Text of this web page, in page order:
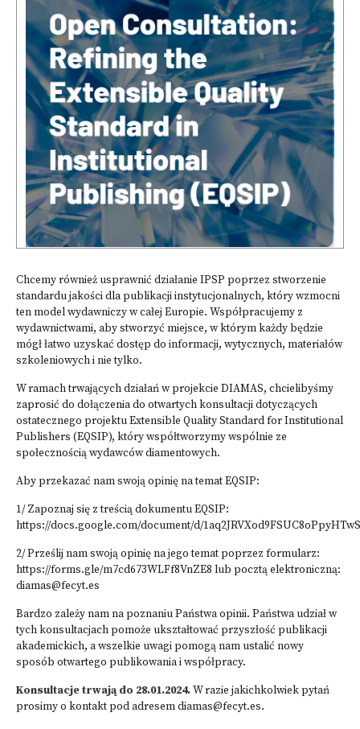
Chcemy również usprawnić działanie IPSP poprzez stworzenie
standardu jakości dla publikacji instytucjonalnych, który wzmocni
ten model wydawniczy w całej Europie. Współpracujemy z
wydawnictwami, aby stworzyć miejsce, w którym każdy będzie
mógł łatwo uzyskać dostęp do informacji, wytycznych, materiałów
szkoleniowych i nie tylko.
W ramach trwających działań w projekcie DIAMAS, chcielibyśmy
zaprosić do dołączenia do otwartych konsultacji dotyczących
ostatecznego projektu Extensible Quality Standard for Institutional
Publishers (EQSIP), który współtworzymy wspólnie ze
społecznością wydawców diamentowych.
Aby przekazać nam swoją opinię na temat EQSIP:
1/ Zapoznaj się z treścią dokumentu EQSIP:
https://docs.google.com/document/d/
2/ Prześlij nam swoją opinię na jego temat poprzez formularz:
https://forms.gle/m7cd673WLFf8VnZE8 lub pocztą elektroniczną:
diamas@fecyt.es
Bardzo zależy nam na poznaniu Państwa opinii. Państwa udział w
tych konsultacjach pomoże ukształtować przyszłość publikacji
akademickich, a wszelkie uwagi pomogą nam ustalić nowy
sposób otwartego publikowania i współpracy.
Konsultacje trwają do 28.01.2024.W razie jakichkolwiek pytań
prosimy o kontakt pod adresemdiamas@fecyt.es.